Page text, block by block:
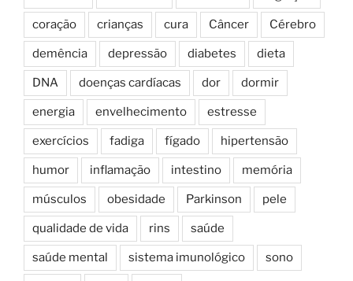
coração crianças cura Câncer Cérebro
demência depressão diabetes dieta
DNA doenças cardíacas dor dormir
energia envelhecimento estresse
exercícios fadiga fígado hipertensão
humor inflamação intestino memória
músculos obesidade Parkinson pele
qualidade de vida rins saúde
saúde mental sistema imunológico sono